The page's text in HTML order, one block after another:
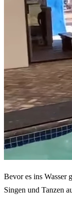
Bevor es ins Wasser
Singen und Tanzen